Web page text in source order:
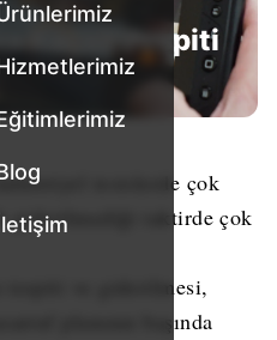
Kaçak Tespiti
tesislerde çok
giderilmediği taktirde çok
tespiti ve giderilmesi,
planının başında